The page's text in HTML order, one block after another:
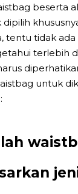
beserta
dipilih
tentu tidak ada
terlebih
untuk